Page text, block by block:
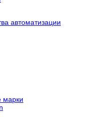
автоматизации
марки